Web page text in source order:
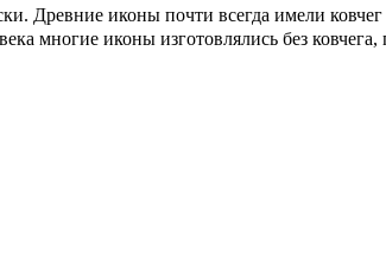
Древние иконы почти всегда имели
многие иконы изготовлялись без